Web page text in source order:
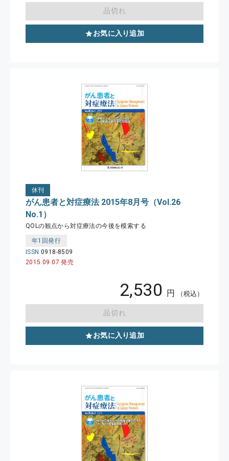
品切れ
お気に入り追加
休刊
がん患者と対症療法 2015年8月号（Vol.26
No.1）
QOLの観点から対症療法の今後を模索する
年1回発行
ISSN 0918-8509
2015.09.07 発売
2,530 円 （税込）
品切れ
お気に入り追加